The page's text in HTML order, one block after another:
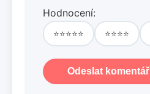
Hodnocení:
⭐⭐⭐⭐⭐ ⭐⭐⭐⭐
Odeslat komentář